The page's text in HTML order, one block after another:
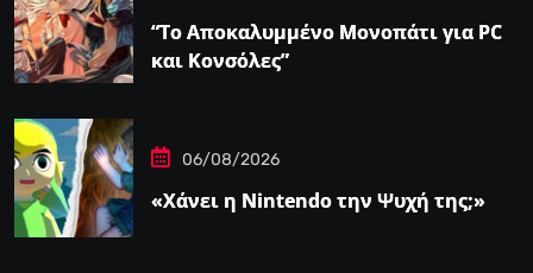
“Το Αποκαλυμμένο Μονοπάτι για PC
και Κονσόλες”
06/08/2026
«Χάνει η Nintendo την Ψυχή της;»